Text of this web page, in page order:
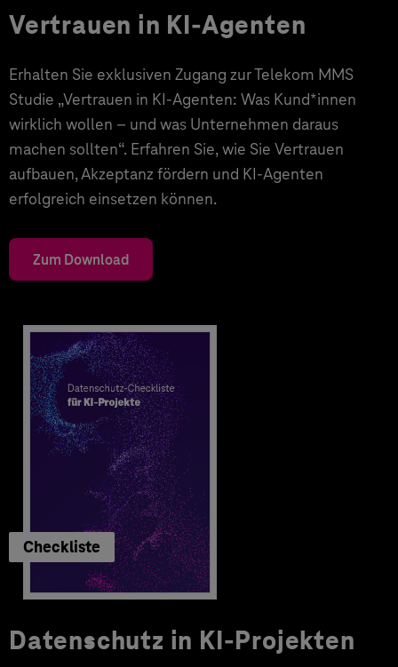
Vertrauen in KI-Agenten
Erhalten Sie exklusiven Zugang zur Telekom MMS
Studie „Vertrauen in KI-Agenten: Was Kund*innen
wirklich wollen – und was Unternehmen daraus
machen sollten“. Erfahren Sie, wie Sie Vertrauen
aufbauen, Akzeptanz fördern und KI-Agenten
erfolgreich einsetzen können.
Zum Download
Checkliste
Datenschutz in KI-Projekten